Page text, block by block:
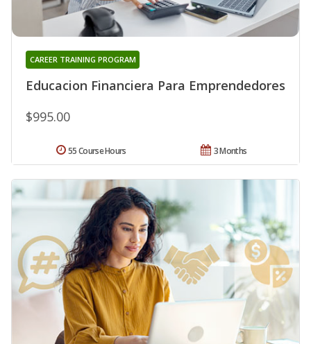
Educacion Financiera Para Emprendedores
CAREER TRAINING PROGRAM
$995.00
3 Months
55 Course Hours